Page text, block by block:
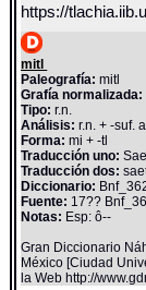
https://
mitl
Paleografía: mitl
Grafía normalizada:
Tipo: r.n.
Análisis: r.n. + -suf.
Forma: mi + -tl
Traducción uno:
Traducción dos:
Diccionario:
Fuente: 17??
Notas: Esp: ô--
Gran Diccionario
México [Ciudad
la Web http://